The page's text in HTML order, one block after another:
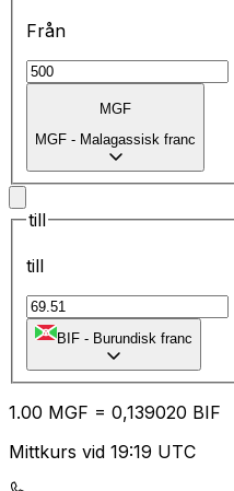
Från
MGF
MGF - Malagassisk franc
till
till
BIF - Burundisk franc
1.00 MGF = 0,139020 BIF
Mittkurs vid 19:19 UTC